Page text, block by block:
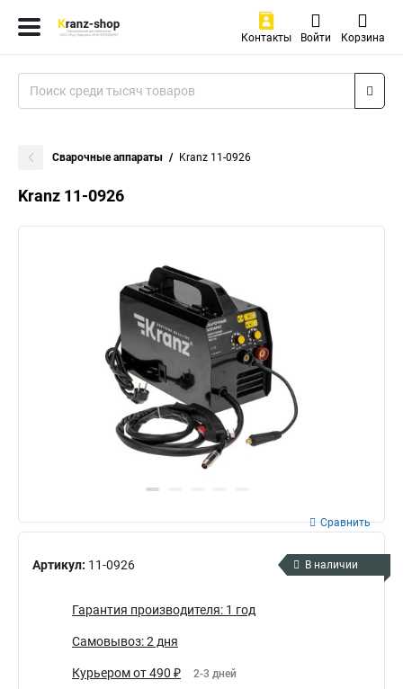
Контакты Войти Корзина
Сварочные аппараты Kranz 11-0926
Kranz 11-0926
Артикул: 11-0926
Сравнить
В наличии
Гарантия производителя: 1 год
Самовывоз: 2 дня
Курьером от 490 ₽ 2-3 дней